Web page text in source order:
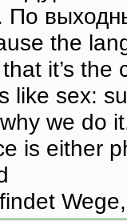
По
the
it’s the
like sex:
we do
is either